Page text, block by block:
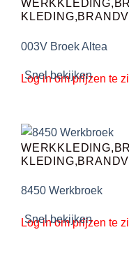
Snel bekijken
003V Broek Altea
Log in om prijzen te
Snel bekijken
8450 Werkbroek
Log in om prijzen te